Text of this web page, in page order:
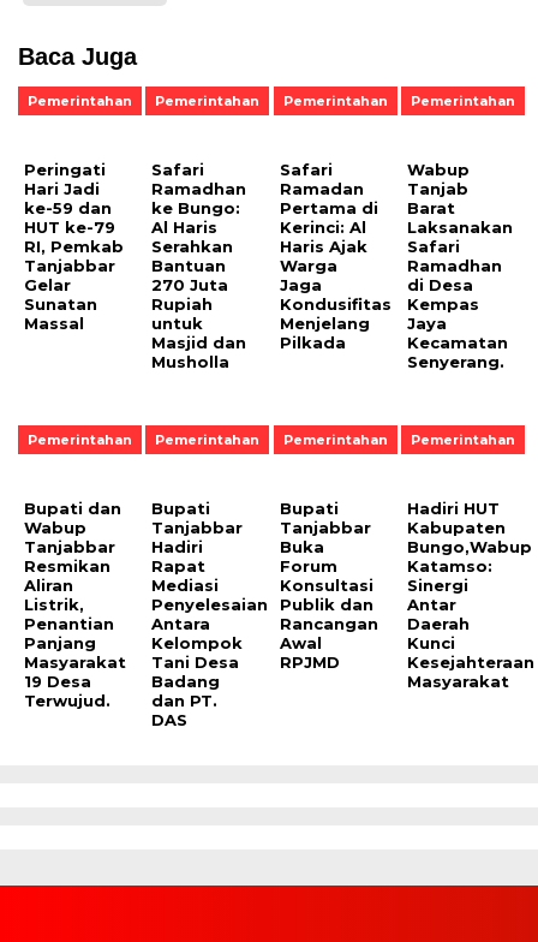
Baca Juga
Pemerintahan
Peringati
Hari Jadi
ke-59 dan
HUT ke-79
RI, Pemkab
Tanjabbar
Gelar
Sunatan
Massal
Pemerintahan
Safari
Ramadhan
ke Bungo:
Al Haris
Serahkan
Bantuan
270 Juta
Rupiah
untuk
Masjid dan
Musholla
Pemerintahan
Safari
Ramadan
Pertama di
Kerinci: Al
Haris Ajak
Warga
Jaga
Kondusifitas
Menjelang
Pilkada
Pemerintahan
Wabup
Tanjab
Barat
Laksanakan
Safari
Ramadhan
di Desa
Kempas
Jaya
Kecamatan
Senyerang.
Pemerintahan
Bupati dan
Wabup
Tanjabbar
Resmikan
Aliran
Listrik,
Penantian
Panjang
Masyarakat
19 Desa
Terwujud.
Pemerintahan
Bupati
Tanjabbar
Hadiri
Rapat
Mediasi
Penyelesaian
Antara
Kelompok
Tani Desa
Badang
dan PT.
DAS
Pemerintahan
Bupati
Tanjabbar
Buka
Forum
Konsultasi
Publik dan
Rancangan
Awal
RPJMD
Pemerintahan
Hadiri HUT
Kabupaten
Bungo,Wabup
Katamso:
Sinergi
Antar
Daerah
Kunci
Kesejahteraan
Masyarakat